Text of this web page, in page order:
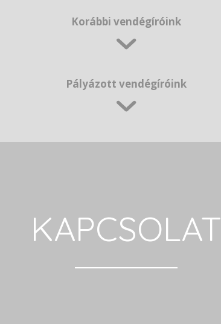
Korábbi vendégíróink
Pályázott vendégíróink
KAPCSOLAT